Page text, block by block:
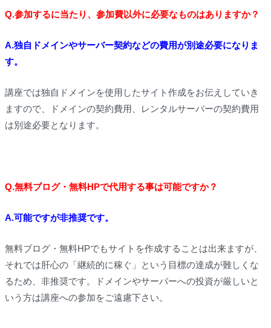
Q.参加するに当たり、参加費以外に必要なものはありますか？
A.独自ドメインやサーバー契約などの費用が別途必要になりま
す。
講座では独自ドメインを使用したサイト作成をお伝えしていき
ますので、ドメインの契約費用、レンタルサーバーの契約費用
は別途必要となります。
Q.無料ブログ・無料HPで代用する事は可能ですか？
A.可能ですが非推奨です。
無料ブログ・無料HPでもサイトを作成することは出来ますが、
それでは肝心の「継続的に稼ぐ」という目標の達成が難しくな
るため、非推奨です。ドメインやサーバーへの投資が厳しいと
いう方は講座への参加をご遠慮下さい。